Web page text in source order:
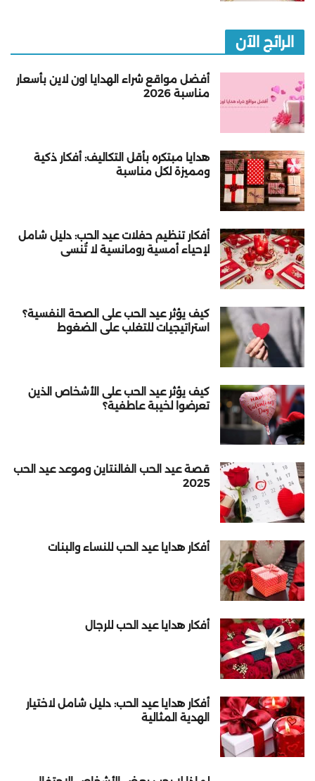
الرائج الآن
أفضل مواقع شراء الهدايا اون لاين بأسعار
مناسبة 2026
هدايا مبتكره بأقل التكاليف: أفكار ذكية
ومميزة لكل مناسبة
أفكار تنظيم حفلات عيد الحب: دليل شامل
لإحياء أمسية رومانسية لا تُنسى
كيف يؤثر عيد الحب على الصحة النفسية؟
استراتيجيات للتغلب على الضغوط
كيف يؤثر عيد الحب على الأشخاص الذين
تعرضوا لخيبة عاطفية؟
قصة عيد الحب الفالنتاين وموعد عيد الحب
2025
أفكار هدايا عيد الحب للنساء والبنات
أفكار هدايا عيد الحب للرجال
أفكار هدايا عيد الحب: دليل شامل لاختيار
الهدية المثالية